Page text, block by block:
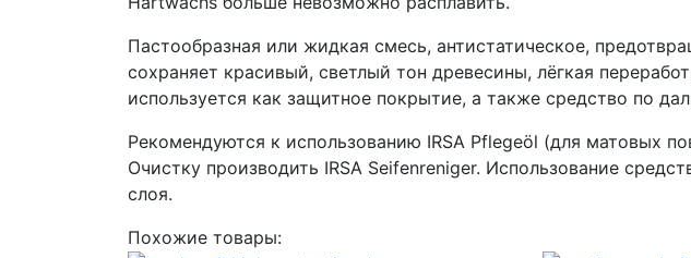
Пастообразная или жидкая смесь, антистатическое,
сохраняет красивый, светлый тон древесины, лёгкая
используется как защитное покрытие, а также средство по
Рекомендуются к использованию IRSA Pflegeöl (для матовых
Очистку производить IRSA Seifenreniger. Использование
слоя.
Похожие товары: